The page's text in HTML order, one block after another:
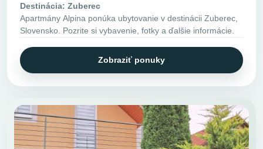
Destinácia: Zuberec
Apartmány Alpina ponúka ubytovanie v destinácii Zuberec,
Slovensko. Pozrite si vybavenie, fotky a ďalšie informácie.
Zobraziť ponuky